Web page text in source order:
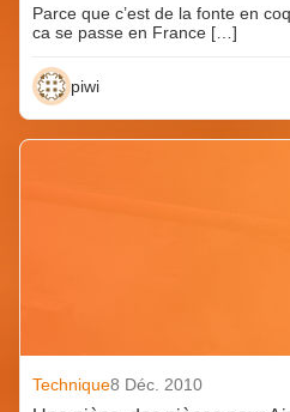
Parce que c’est de la fonte en
ca se passe en France […]
piwi
Technique8 Déc. 2010